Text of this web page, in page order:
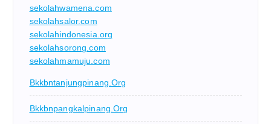
sekolahwamena.com
sekolahsalor.com
sekolahindonesia.org
sekolahsorong.com
sekolahmamuju.com
Bkkbntanjungpinang.org
Bkkbnpangkalpinang.org